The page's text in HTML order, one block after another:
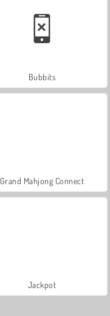
Bubbits
Grand Mahjong Connect
Jackpot